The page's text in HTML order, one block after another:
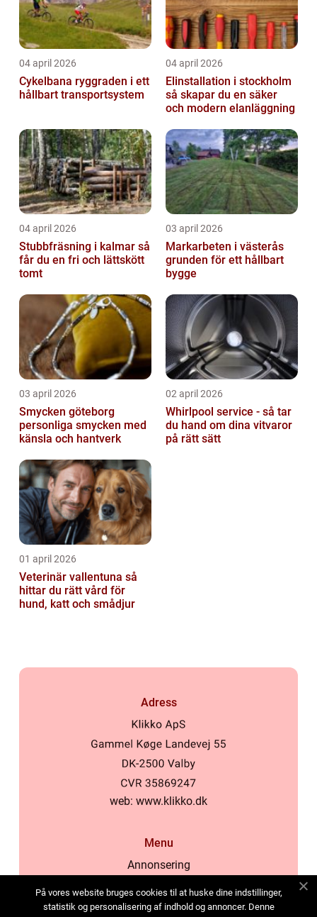
04 april 2026
Cykelbana ryggraden i ett
hållbart transportsystem
04 april 2026
Elinstallation i stockholm
så skapar du en säker
och modern elanläggning
04 april 2026
Stubbfräsning i kalmar så
får du en fri och lättskött
tomt
03 april 2026
Markarbeten i västerås
grunden för ett hållbart
bygge
03 april 2026
Smycken göteborg
personliga smycken med
känsla och hantverk
02 april 2026
Whirlpool service - så tar
du hand om dina vitvaror
på rätt sätt
01 april 2026
Veterinär vallentuna så
hittar du rätt vård för
hund, katt och smådjur
Adress
web: www.klikko.dk
Menu
Annonsering
Cookies
På vores website bruges cookies til at huske dine indstillinger,
statistik og personalisering af indhold og annoncer. Denne